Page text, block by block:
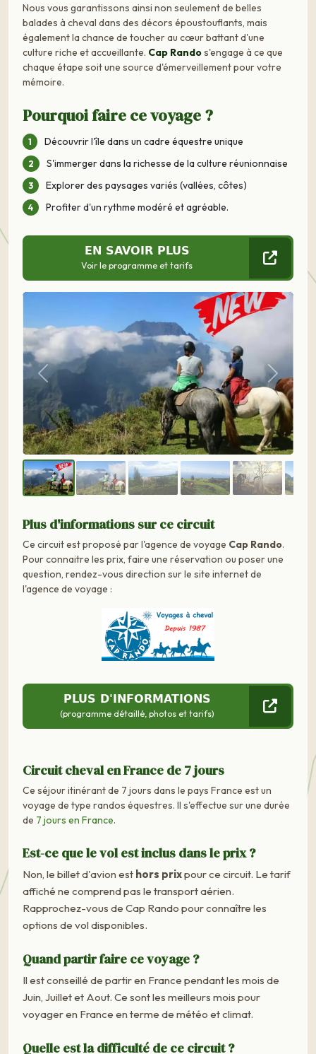
Nous vous garantissons ainsi non seulement de belles
balades à cheval dans des décors époustouflants, mais
également la chance de toucher au cœur battant d'une
culture riche et accueillante. Cap Randos'engage à ce que
chaque étape soit une source d'émerveillement pour votre
mémoire.
Pourquoi faire ce voyage ?
Découvrir l'île dans un cadre équestre unique
S'immerger dans la richesse de la culture réunionnaise
Explorer des paysages variés (vallées, côtes)
Profiter d'un rythme modéré et agréable.
EN SAVOIR PLUS
Voir le programme et tarifs
Précédent Suivant
Plus d'informations sur ce circuit
Ce circuit est proposé par l'agence de voyage Cap Rando.
Pour connaitre les prix, faire une réservation ou poser une
question, rendez-vous direction sur le site internet de
l'agence de voyage :
PLUS D'INFORMATIONS
(programme détaillé, photos et tarifs)
Circuit cheval en France de 7 jours
Ce séjour itinérant de 7 jours dans le pays France est un
voyage de type randos équestres. Il s'effectue sur une durée
de 7 jours en France.
Est-ce que le vol est inclus dans le prix ?
Non, le billet d'avion est hors prixpour ce circuit. Le tarif
affiché ne comprend pas le transport aérien.
Rapprochez-vous de Cap Rando pour connaître les
options de vol disponibles.
Quand partir faire ce voyage ?
Il est conseillé de partir en France pendant les mois de
Juin, Juillet et Aout. Ce sont les meilleurs mois pour
voyager en France en terme de météo et climat.
Quelle est la difficulté de ce circuit ?